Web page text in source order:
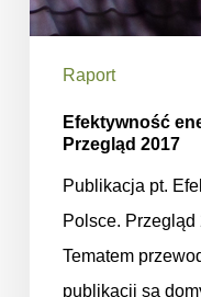
Raport
Efektywność
Przegląd 2017
Publikacja pt.
Polsce. Przegląd
Tematem
publikacji są